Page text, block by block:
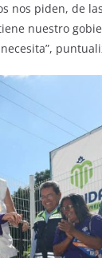
nos piden, de
nuestro